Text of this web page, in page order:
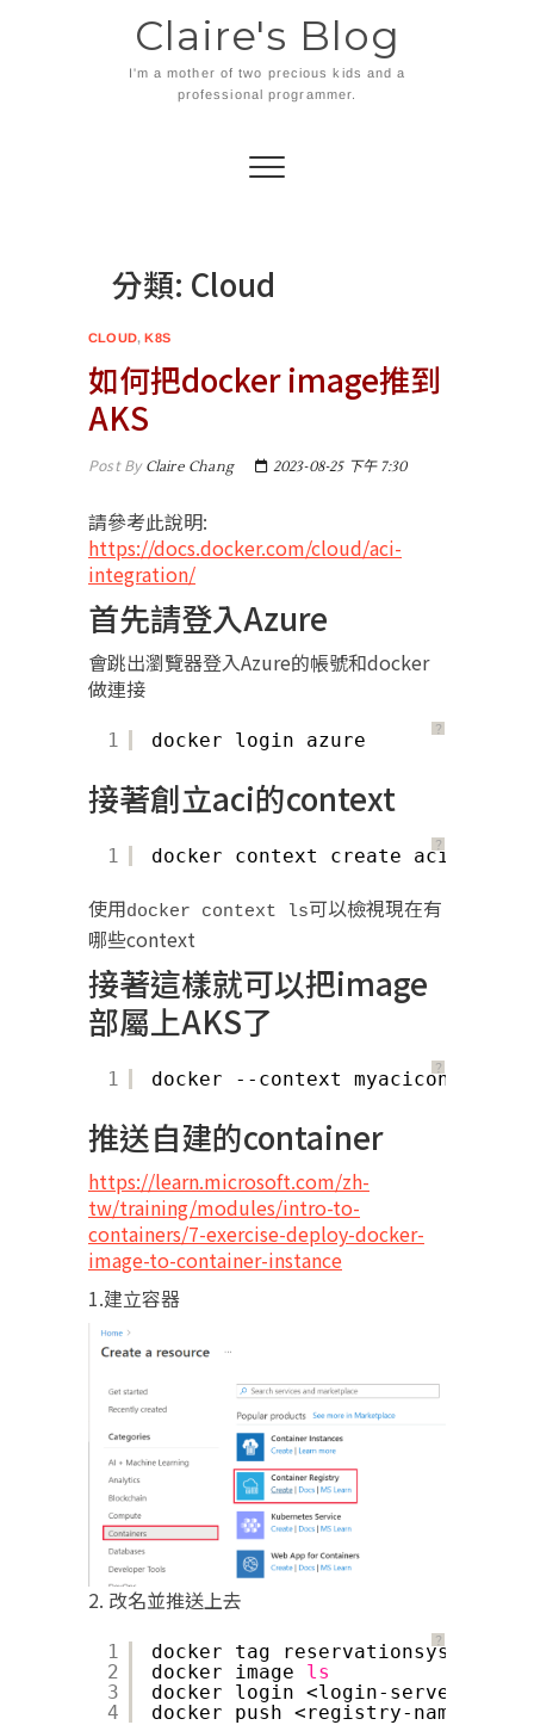
Claire's Blog
I'm a mother of two precious kids and a
professional programmer.
分類: Cloud
CLOUD,K8S
如何把docker image推到
AKS
Post ByClaire Chang 2023-08-25 下午 7:30
請參考此說明:
https://docs.docker.com/cloud/aci-
integration/
首先請登入Azure
會跳出瀏覽器登入Azure的帳號和docker
做連接
？
1 docker login azure
接著創立aci的context
？
1 docker context create aci
使用docker context ls可以檢視現在有
哪些context
接著這樣就可以把image
部屬上AKS了
？
1 docker --context myacicontext
推送自建的container
https://learn.microsoft.com/zh-
tw/training/modules/intro-to-
containers/7-exercise-deploy-docker-
image-to-container-instance
1.建立容器
2. 改名並推送上去
？
1
2
3
4
docker tag
docker image ls
docker login <login-server>
docker push <registry-